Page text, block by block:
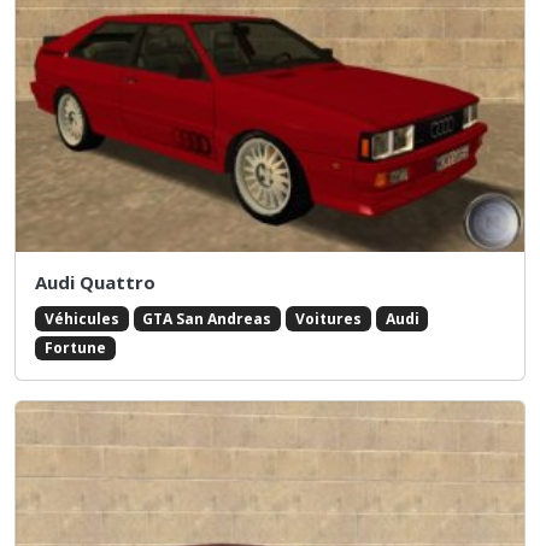
Audi Quattro
Véhicules GTA San Andreas Voitures
Audi
Fortune